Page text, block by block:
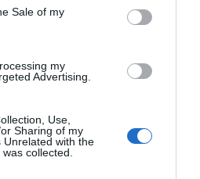
Sale of my
my
Advertising.
Use,
Sharing of my
Unrelated with the
collected.
της “βασίλισσας”
δημοτικού τραγουδιού